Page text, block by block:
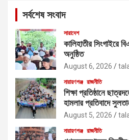
সর্বশেষ সংবাদ
সারাদেশ
কালিহাতীর সিংগাইরে
অনুষ্ঠিত
August 6, 2026
নারায়ণগঞ্জ রাজনীতি
শিক্ষা প্রতিষ্ঠানে
হামলার প্রতিবাদে
August 5, 2026
নারায়ণগঞ্জ রাজনীতি